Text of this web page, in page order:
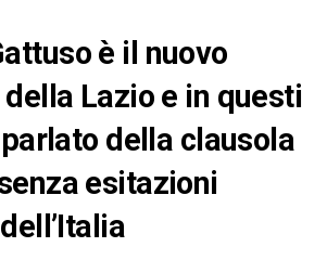
è il nuovo
Lazio e in questi
della clausola
esitazioni